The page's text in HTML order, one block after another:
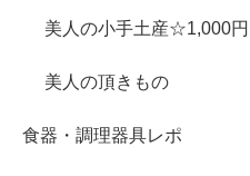
美人の小手土産☆1,000円
美人の頂きもの
食器・調理器具レポ